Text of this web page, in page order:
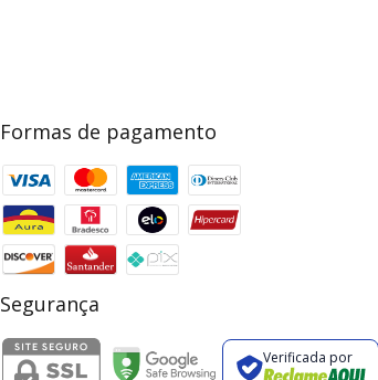
Formas de pagamento
Segurança
Verificada por